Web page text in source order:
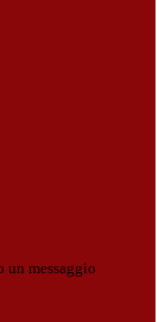
un messaggio